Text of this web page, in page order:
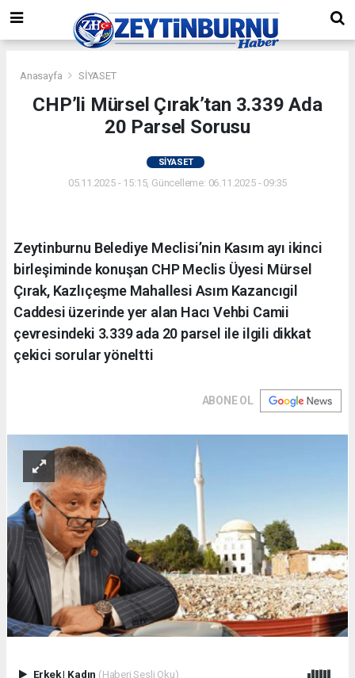
Anasayfa SİYASET
CHP’li Mürsel Çırak’tan 3.339 Ada
20 Parsel Sorusu
SİYASET
05.11.2025 - 15:15, Güncelleme: 06.11.2025 - 09:35
Zeytinburnu Belediye Meclisi’nin Kasım ayı ikinci
birleşiminde konuşan CHP Meclis Üyesi Mürsel
Çırak, Kazlıçeşme Mahallesi Asım Kazancıgil
Caddesi üzerinde yer alan Hacı Vehbi Camii
çevresindeki 3.339 ada 20 parsel ile ilgili dikkat
çekici sorular yöneltti
ABONE OL
Erkek| Kadın (Haberi Sesli Oku)